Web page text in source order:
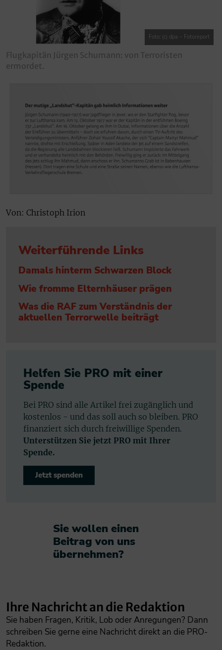
Foto: (c) dpa – Fotoreport
Flugkapitän Jürgen Schumann: von Terroristen
ermordet.
Von: Christoph Irion
Weiterführende Links
Damals hinterm Schwarzen Block
Wie fromme Elternhäuser prägen
Was die RAF zum Verständnis der
aktuellen Terrorwelle beiträgt
Helfen Sie PRO mit einer
Spende
Bei PRO sind alle Artikel frei zugänglich und
kostenlos - und das soll auch so bleiben. PRO
finanziert sich durch freiwillige Spenden.
Unterstützen Sie jetzt PRO mit Ihrer
Spende.
Jetzt spenden
Sie wollen einen
Beitrag von uns
übernehmen?​
Ihre Nachricht an die Redaktion
Sie haben Fragen, Kritik, Lob oder Anregungen? Dann
schreiben Sie gerne eine Nachricht direkt an die PRO-
Redaktion.